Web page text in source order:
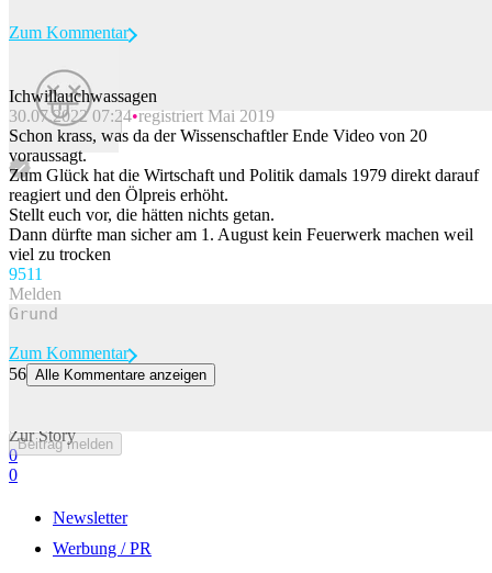
Beitrag melden
Zum Kommentar
Ichwillauchwassagen
30.07.2022 07:24 registriert Mai 2019
Schon krass, was da der Wissenschaftler Ende Video von 20
voraussagt.
Zum Glück hat die Wirtschaft und Politik damals 1979 direkt darauf
reagiert und den Ölpreis erhöht.
Stellt euch vor, die hätten nichts getan.
Dann dürfte man sicher am 1. August kein Feuerwerk machen weil
viel zu trocken
9511
Melden
Beitrag melden
Zum Kommentar
56 Alle Kommentare anzeigen
Zur Story
0
0
Newsletter
Werbung / PR